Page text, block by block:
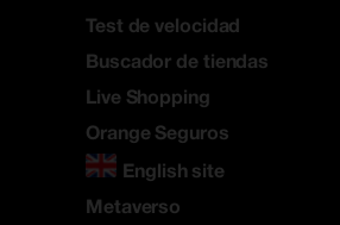
Test de velocidad
Buscador de tiendas
Live Shopping
Orange Seguros
English site
Metaverso